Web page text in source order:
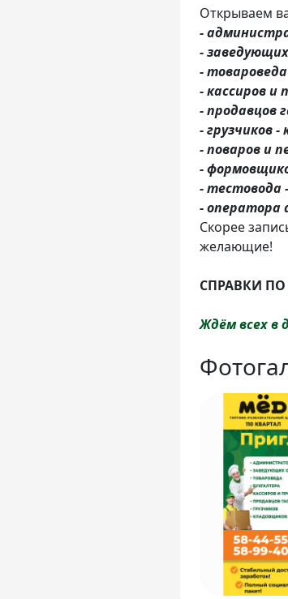
Открываем
-
-
-
- кассиров и
- продавцов
- грузчиков
- поваров и
-
- тестовода
- оператора
Скорее
желающие!
СПРАВКИ ПО
Ждём всех в